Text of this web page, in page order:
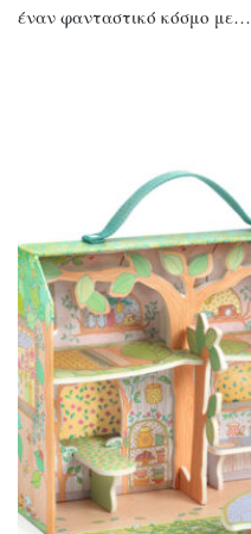
έναν φανταστικό κόσμο με…